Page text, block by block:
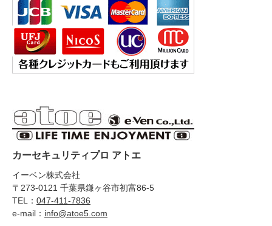
カーセキュリティプロ アトエ
イーベン株式会社
〒273-0121 千葉県鎌ヶ谷市初富86-5
TEL： 047-411-7836
e-mail： info@atoe5.com